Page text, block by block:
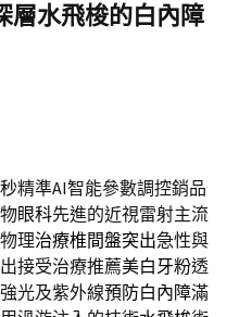
層水飛梭的白內障
精準AI智能參數調控銷品
眼科先進的近視雷射主流
理治療椎間盤突出急性與
接受治療推薦美白牙粉透
光及紫外線預防白內障滿